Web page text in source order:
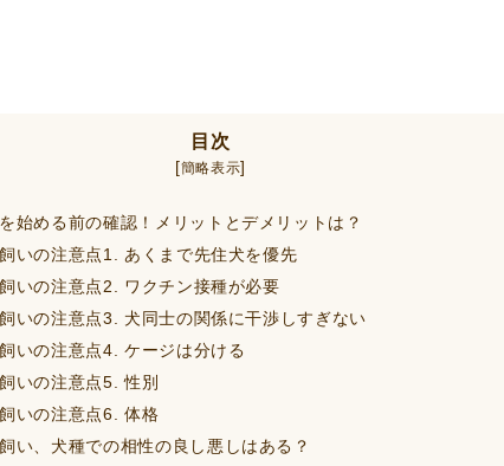
目次
[簡略表示]
始める前の確認！メリットとデメリットは？
いの注意点1. あくまで先住犬を優先
いの注意点2. ワクチン接種が必要
いの注意点3. 犬同士の関係に干渉しすぎない
いの注意点4. ケージは分ける
いの注意点5. 性別
いの注意点6. 体格
い、犬種での相性の良し悪しはある？